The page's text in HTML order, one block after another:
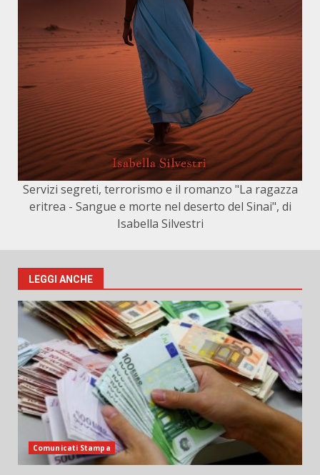
Servizi segreti, terrorismo e il romanzo "La ragazza
eritrea - Sangue e morte nel deserto del Sinai", di
Isabella Silvestri
LEGGI ANCHE
Comunicati Stampa